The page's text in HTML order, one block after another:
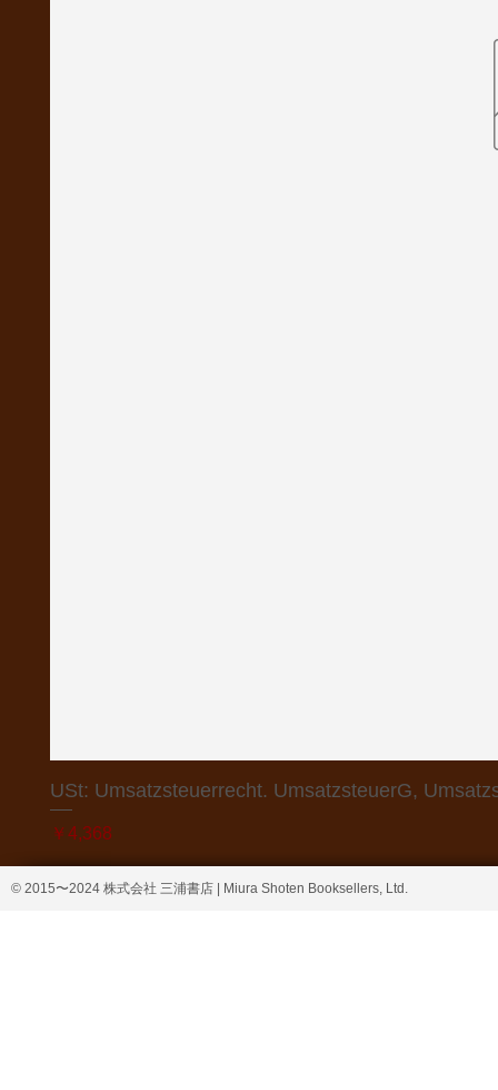
USt: Umsatzsteuerrecht. UmsatzsteuerG,
価格
￥4,368
© 2015〜2024 株式会社 三浦書店 | Miura Shoten Booksellers, Ltd.